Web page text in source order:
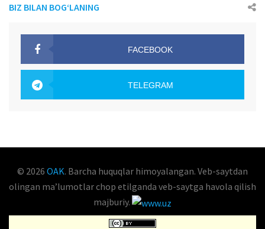
BIZ BILAN BOG‘LANING
FACEBOOK
TELEGRAM
© 2026 OAK. Barcha huquqlar himoyalangan. Veb-saytdan
olingan maʼlumotlar chop etilganda veb-saytga havola qilish
majburiy.